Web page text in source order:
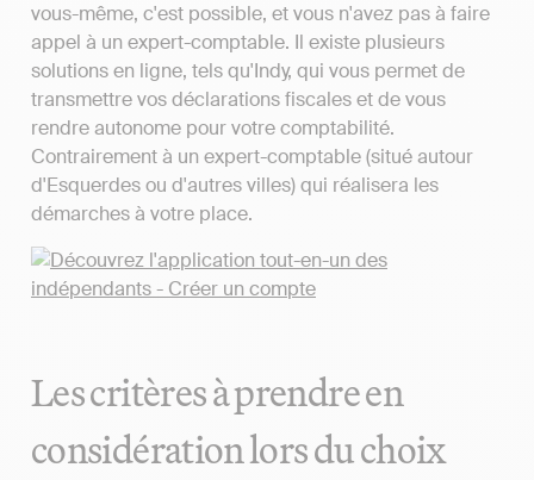
vous-même, c'est possible, et vous n'avez pas à faire
appel à un expert-comptable. Il existe plusieurs
solutions en ligne, tels qu'Indy, qui vous permet de
transmettre vos déclarations fiscales et de vous
rendre autonome pour votre comptabilité.
Contrairement à un expert-comptable (situé autour
d'Esquerdes ou d'autres villes) qui réalisera les
démarches à votre place.
Les critères à prendre en
considération lors du choix